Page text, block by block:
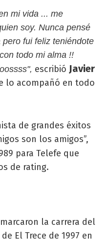
mi vida ... me
soy. Nunca pensé
fui feliz teniéndote
todo mi alma !!
escribió Javier
lo acompañó en todo
de grandes éxitos
son los amigos”,
para Telefe que
de rating.
la carrera del
El Trece de 1997 en